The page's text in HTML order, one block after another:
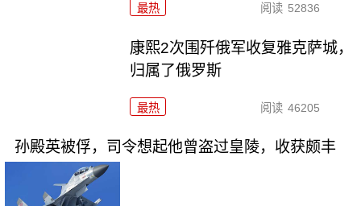
最热 阅读 52836
康熙2次围歼俄军收复雅克萨城，
归属了俄罗斯
最热 阅读 46205
孙殿英被俘，司令想起他曾盗过皇陵，收获颇丰